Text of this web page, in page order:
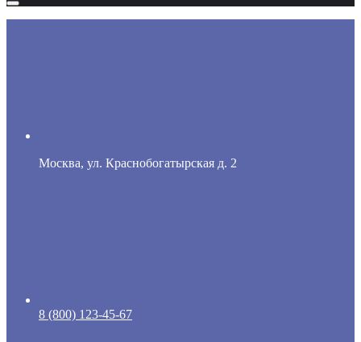
Москва, ул. Краснобогатырская д. 2
8 (800) 123-45-67